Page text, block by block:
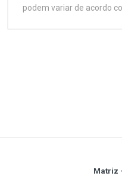
podem variar de acordo
Matriz